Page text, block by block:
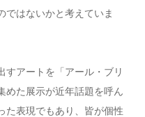
ではないかと考えていま
すアートを「アール・ブリ
めた展示が近年話題を呼ん
た表現でもあり、皆が個性